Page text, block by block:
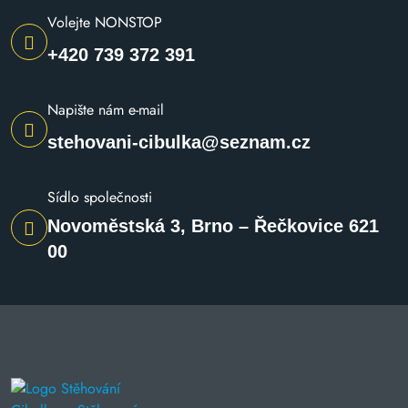
Volejte NONSTOP
+420 739 372 391
Napište nám e-mail
stehovani-cibulka@seznam.cz
Sídlo společnosti
Novoměstská 3, Brno – Řečkovice 621
00